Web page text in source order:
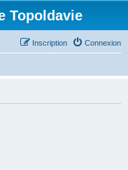
Topoldavie
Connexion
Inscription